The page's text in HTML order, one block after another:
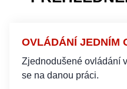
OVLÁDÁNÍ JEDNÍM
Zjednodušené ovládání
se na danou práci.